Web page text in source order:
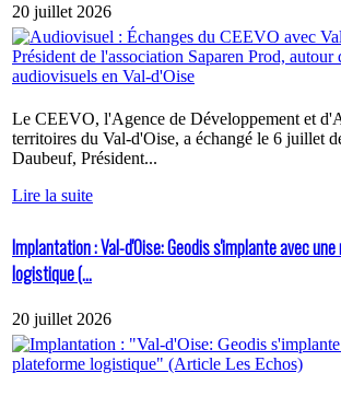
20 juillet 2026
Le CEEVO, l'Agence de Développement et
territoires du Val-d'Oise, a échangé le 6 juillet
Daubeuf, Président...
Lire la suite
Implantation : Val-d'Oise: Geodis s'implante avec
logistique (...
20 juillet 2026